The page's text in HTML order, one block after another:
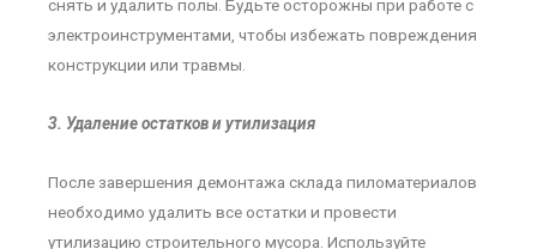
снять и удалить полы. Будьте осторожны при работе с
электроинструментами, чтобы избежать повреждения
конструкции или травмы.
3. Удаление остатков и утилизация
После завершения демонтажа склада пиломатериалов
необходимо удалить все остатки и провести
утилизацию строительного мусора. Используйте